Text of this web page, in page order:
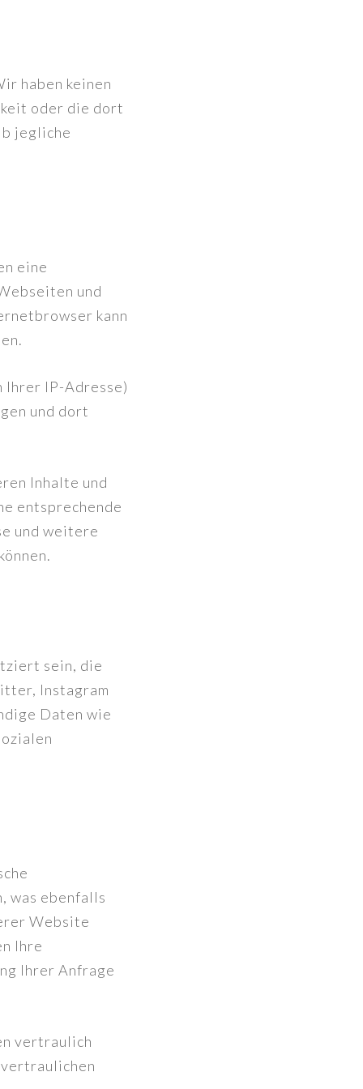
haben keinen
oder die dort
jegliche
eine
und
kann
Ihrer IP-Adresse)
und dort
Inhalte und
entsprechende
und weitere
sein, die
Instagram
Daten wie
was ebenfalls
Website
Ihre
Ihrer Anfrage
vertraulich